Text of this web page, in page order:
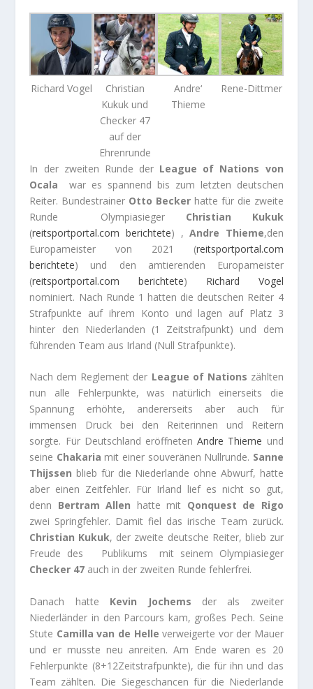
Richard Vogel
Christian
Kukuk und
Checker 47
auf der
Ehrenrunde
Andre‘
Thieme
Rene-Dittmer
In der zweiten Runde der League of Nations von
Ocala war es spannend bis zum letzten deutschen
Reiter. Bundestrainer Otto Becker hatte für die zweite
Runde Olympiasieger Christian Kukuk
(reitsportportal.com berichtete) ,Andre Thieme,den
Europameister von 2021 (reitsportportal.com
berichtete) und den amtierenden Europameister
(reitsportportal.com berichtete) Richard
Vogel
nominiert. Nach Runde 1 hatten die deutschen Reiter 4
Strafpunkte auf ihrem Konto und lagen auf Platz 3
hinter den Niederlanden (1 Zeitstrafpunkt) und dem
führenden Team aus Irland (Null Strafpunkte).
Nach dem Reglement der League of Nations zählten
nun alle Fehlerpunkte, was natürlich einerseits die
Spannung erhöhte, andererseits aber auch für
immensen Druck bei den Reiterinnen und Reitern
sorgte. Für Deutschland eröffnetenAndre Thieme und
seine Chakaria mit einer souveränen Nullrunde. Sanne
Thijssen blieb für die Niederlande ohne Abwurf, hatte
aber einen Zeitfehler. Für Irland lief es nicht so gut,
denn Bertram Allen hatte mit Qonquest de Rigo
zwei Springfehler. Damit fiel das irische Team zurück.
Christian Kukuk, der zweite deutsche Reiter, blieb zur
Freude des Publikums mit seinem Olympiasieger
Checker 47 auch in der zweiten Runde fehlerfrei.
Danach hatte Kevin Jochems der als zweiter
Niederländer in den Parcours kam, großes Pech. Seine
Stute Camilla van de Helleverweigerte vor der Mauer
und er musste neu anreiten. Am Ende waren es 20
Fehlerpunkte (8+12Zeitstrafpunkte), die für ihn und das
Team zählten. Die Siegeschancen für die Niederlande